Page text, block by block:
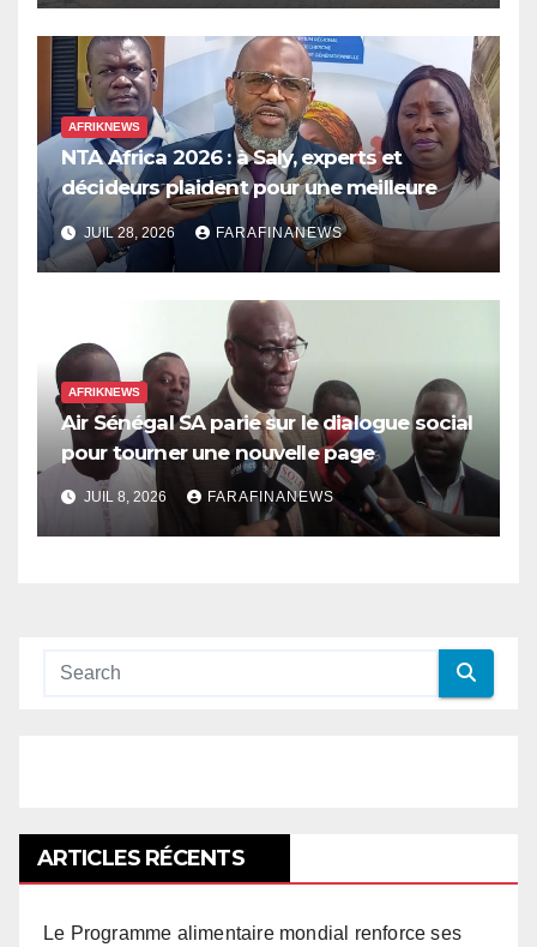
AFRIKNEWS
NTA Africa 2026 : à Saly, experts et
décideurs plaident pour une meilleure
prise en compte de l’économie des soins
en Afrique
JUIL 28, 2026 FARAFINANEWS
AFRIKNEWS
Air Sénégal SA parie sur le dialogue social
pour tourner une nouvelle page
JUIL 8, 2026 FARAFINANEWS
ARTICLES RÉCENTS
Le Programme alimentaire mondial renforce ses